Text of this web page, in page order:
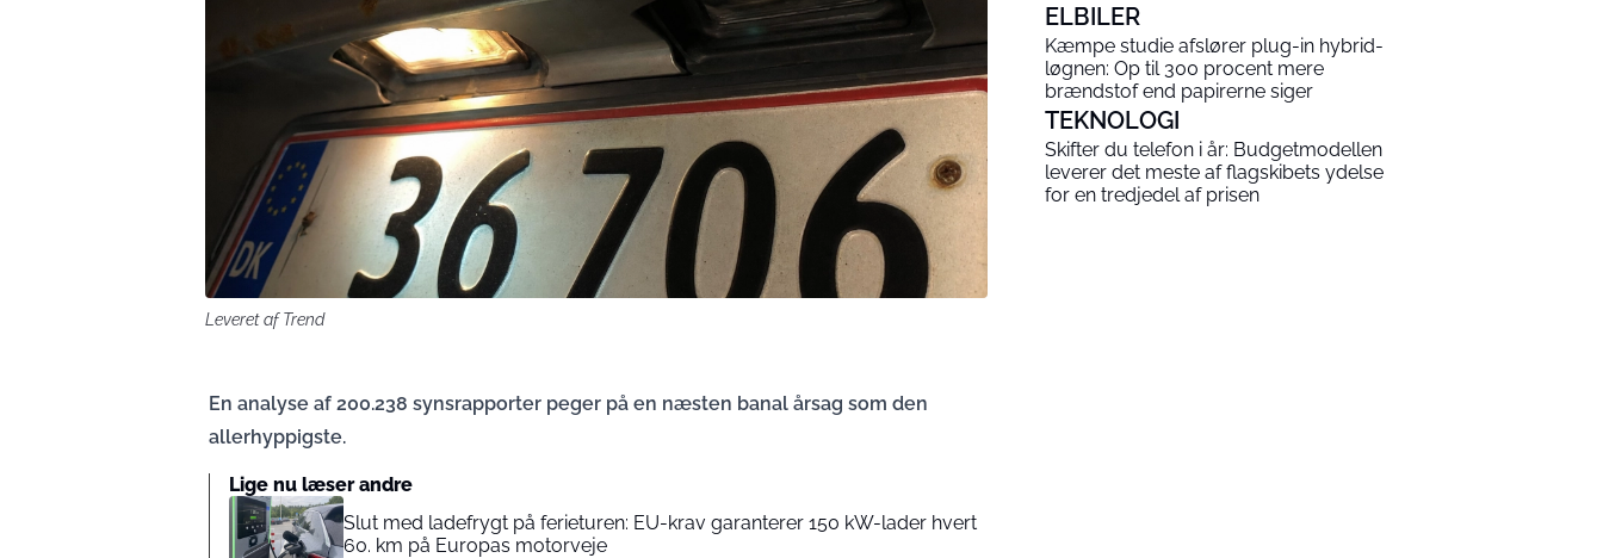
Leveret af Trend
En analyse af 200.238 synsrapporter peger på en næsten banal årsag som den
allerhyppigste.
Lige nu læser andre
Slut med ladefrygt på ferieturen: EU-krav garanterer 150 kW-lader hvert
60. km på Europas motorveje
ELBILER
Kæmpe studie afslører plug-in hybrid-
løgnen: Op til 300 procent mere
brændstof end papirerne siger
TEKNOLOGI
Skifter du telefon i år: Budgetmodellen
leverer det meste af flagskibets ydelse
for en tredjedel af prisen